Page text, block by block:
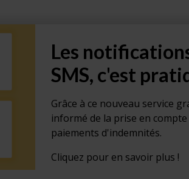
Les
SMS, c'est
Grâce à ce nouveau service
informé de la prise en
paiements d'indemnités.
Cliquez pour en savoir plus !